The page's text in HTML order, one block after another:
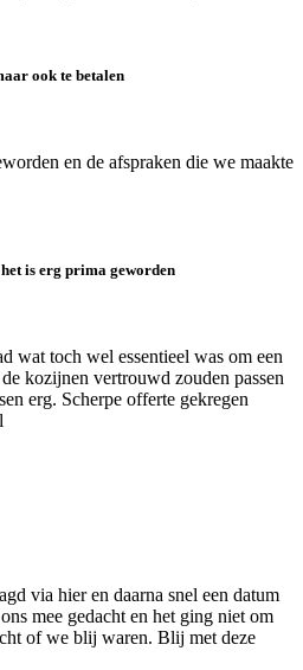
ook te betalen
en de afspraken die we maakte
is erg prima geworden
wat toch wel essentieel was om een
kozijnen vertrouwd zouden passen
erg. Scherpe offerte gekregen
via hier en daarna snel een datum
mee gedacht en het ging niet om
of we blij waren. Blij met deze